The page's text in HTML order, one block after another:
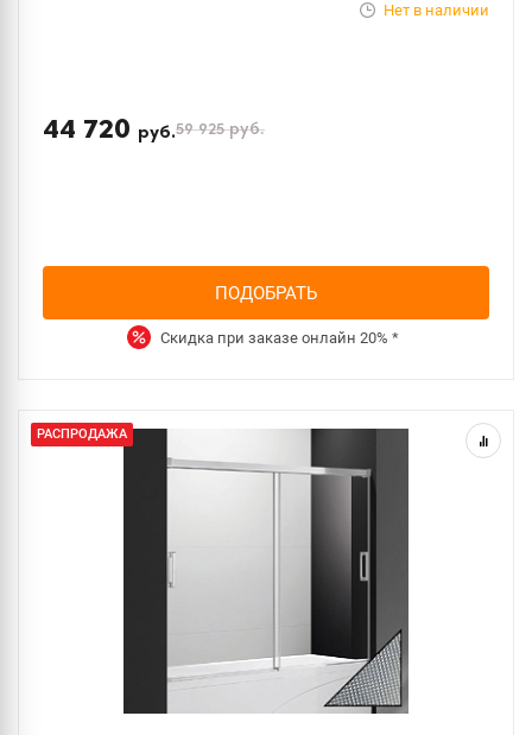
Нет в наличии
44 720 руб.59 925руб.
ПОДОБРАТЬ
Скидка при заказе онлайн 20% *
РАСПРОДАЖА